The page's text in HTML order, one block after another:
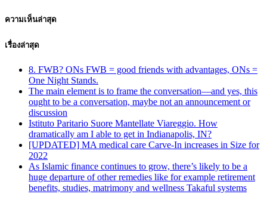
ความเห็นล่าสุด
เรื่องล่าสุด
8. FWB? ONs FWB = good friends with advantages, ONs =
One Night Stands.
The main element is to frame the conversation—and yes, this
ought to be a conversation, maybe not an announcement or
discussion
Istituto Paritario Suore Mantellate Viareggio. How
dramatically am I able to get in Indianapolis, IN?
[UPDATED] MA medical care Carve-In increases in Size for
2022
As Islamic finance continues to grow, there’s likely to be a
huge departure of other remedies like for example retirement
benefits, studies, matrimony and wellness Takaful systems